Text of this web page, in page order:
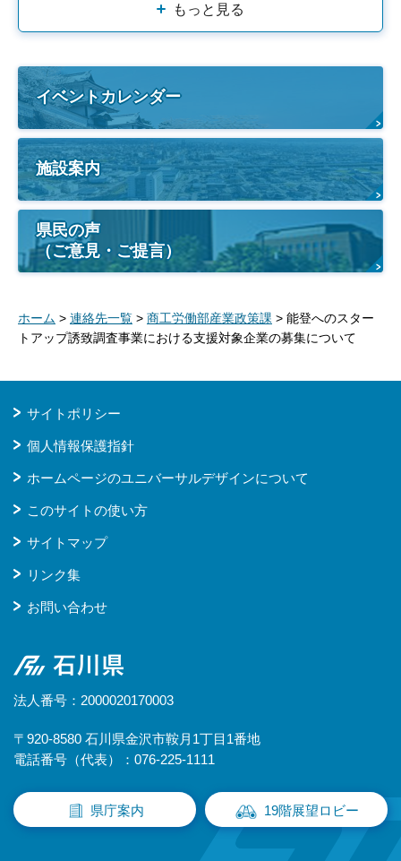
もっと見る
イベントカレンダー
施設案内
県民の声
（ご意見・ご提言）
ホーム > 連絡先一覧 > 商工労働部産業政策課 > 能登へのスター
トアップ誘致調査事業における支援対象企業の募集について
サイトポリシー
個人情報保護指針
ホームページのユニバーサルデザインについて
このサイトの使い方
サイトマップ
リンク集
お問い合わせ
石川県
法人番号：2000020170003
〒920-8580 石川県金沢市鞍月1丁目1番地
電話番号（代表）：076-225-1111
県庁案内 19階展望ロビー